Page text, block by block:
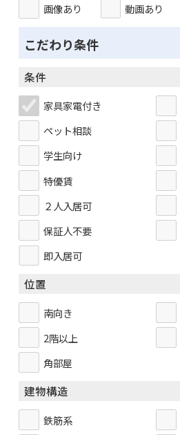
画像あり 動画あり
こだわり条件
条件
家具家電付き
ペット相談
学生向け
特優賃
２人入居可
保証人不要
即入居可
位置
南向き
2階以上
角部屋
建物構造
鉄筋系